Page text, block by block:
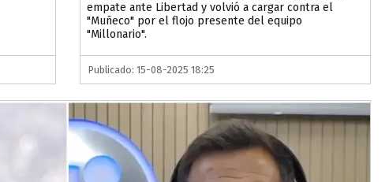
empate ante Libertad y volvió a cargar contra el
"Muñeco" por el flojo presente del equipo
"Millonario".
Publicado: 15-08-2025 18:25